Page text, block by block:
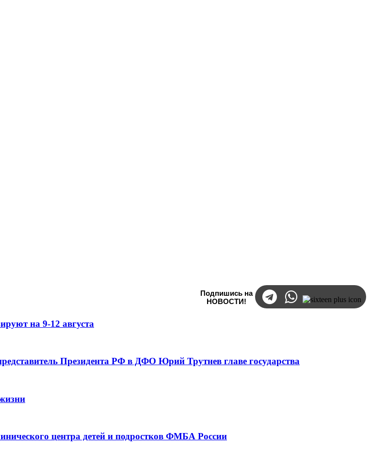
Подпишись на
НОВОСТИ!
на 9-12 августа
Президента РФ в ДФО Юрий Трутнев главе государства
центра детей и подростков ФМБА России